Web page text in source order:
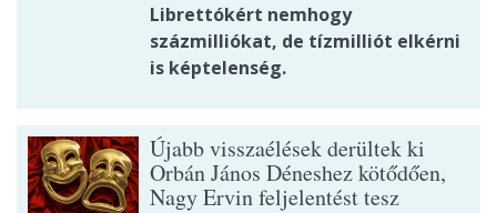
Librettókért nemhogy
százmilliókat, de tízmilliót elkérni
is képtelenség.
Újabb visszaélések derültek ki
Orbán János Déneshez kötődően,
Nagy Ervin feljelentést tesz